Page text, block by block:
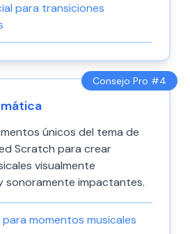
para transiciones
Consejo Pro #4
únicos del tema de
Scratch para crear
visualmente
sonoramente impactantes.
para momentos musicales